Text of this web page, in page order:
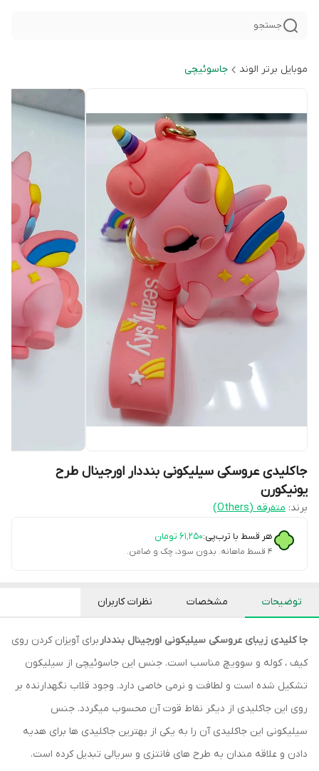
جستجو
موبایل برتر الوند جاسوئیچی
جاکلیدی عروسکی سیلیکونی بنددار اورجینال طرح
یونیکورن
برند: متفرقه (Others)
هر قسط با ترب‌پی:۶۱٬۲۵۰ تومان
۴ قسط ماهانه. بدون سود، چک و ضامن.
توضیحات مشخصات نظرات کاربران
جا کلیدی زیبای عروسکی سیلیکونی اورجینال بندداربرای آویزان کردن روی
کیف ، کوله و سوویچ مناسب است. جنس این جاسوئیچی از سیلیکون
تشکیل شده است و لطافت و نرمی خاصی دارد. وجود قلاب نگهدارنده بر
روی این جاکلیدی از دیگر نقاط قوت آن محسوب میگردد. جنس
سیلیکونی این جاکلیدی آن را به یکی از بهترین جاکلیدی ها برای هدیه
دادن و علاقه مندان به طرح های فانتزی و سریالی تبدیل کرده است.